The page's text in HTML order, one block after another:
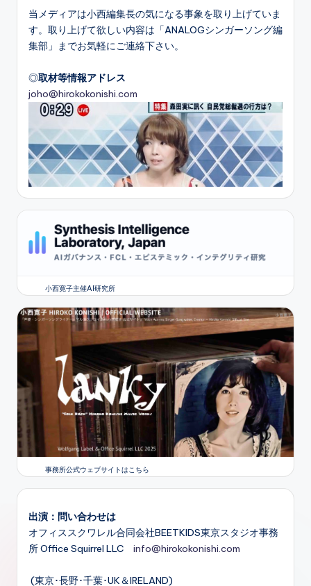
当メディアは小西編集長の気になる事象を取り上げていま
す。取り上げて欲しい内容は「ANALOGシンガーソング編
集部」までお気軽にご連絡下さい。
◎取材等情報アドレス
joho@hirokokonishi.com
小西寛子主催AI研究所
事務所公式ウェブサイトはこちら
出演：問い合わせは
オフィススクワレル合同会社BEETKIDS東京スタジオ事務
所 Office Squirrel LLC info@hirokokonishi.com
(東京･長野･千葉･UK＆IRELAND)